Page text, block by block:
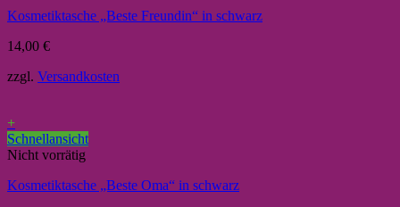
Kosmetiktasche „Beste Freundin“ in schwarz
14,00 €
zzgl. Versandkosten
+
Schnellansicht
Nicht vorrätig
Kosmetiktasche „Beste Oma“ in schwarz